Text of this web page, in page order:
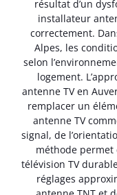
résultat d’un
installateur
correctement.
Alpes, les
selon
logement.
antenne TV en
remplacer un
antenne TV
signal, de
méthode permet
télévision TV
réglages